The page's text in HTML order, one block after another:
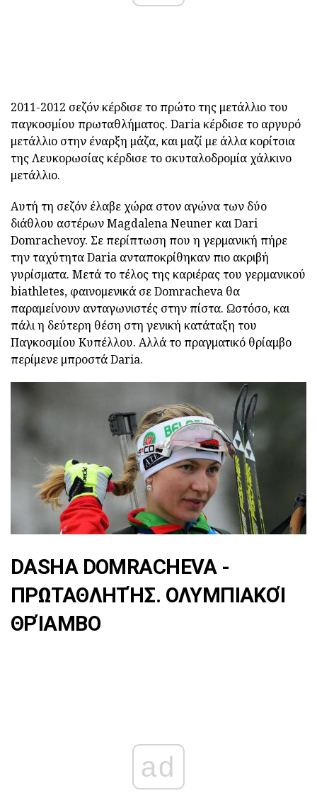
2011-2012 σεζόν κέρδισε το πρώτο της μετάλλιο του
παγκοσμίου πρωταθλήματος. Daria κέρδισε το αργυρό
μετάλλιο στην έναρξη μάζα, και μαζί με άλλα κορίτσια
της Λευκορωσίας κέρδισε το σκυταλοδρομία χάλκινο
μετάλλιο.
Αυτή τη σεζόν έλαβε χώρα στον αγώνα των δύο
διάθλου αστέρων Magdalena Neuner και Dari
Domrachevoy. Σε περίπτωση που η γερμανική πήρε
την ταχύτητα Daria ανταποκρίθηκαν πιο ακριβή
γυρίσματα. Μετά το τέλος της καριέρας του γερμανικού
biathletes, φαινομενικά σε Domracheva θα
παραμείνουν ανταγωνιστές στην πίστα. Ωστόσο, και
πάλι η δεύτερη θέση στη γενική κατάταξη του
Παγκοσμίου Κυπέλλου. Αλλά το πραγματικό θρίαμβο
περίμενε μπροστά Daria.
DASHA DOMRACHEVA -
ΠΡΩΤΑΘΛΗΤΉΣ. ΟΛΥΜΠΙΑΚΟΊ
ΘΡΊΑΜΒΟ
ad